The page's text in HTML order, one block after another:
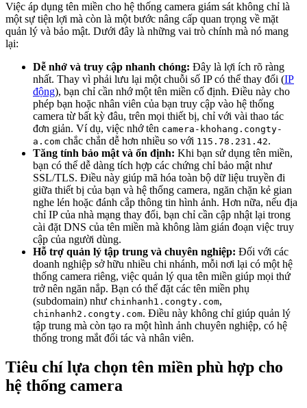
Việc áp dụng tên miền cho hệ thống camera giám sát không chỉ là
một sự tiện lợi mà còn là một bước nâng cấp quan trọng về mặt
quản lý và bảo mật. Dưới đây là những vai trò chính mà nó mang
lại:
Dễ nhớ và truy cập nhanh chóng: Đây là lợi ích rõ ràng
nhất. Thay vì phải lưu lại một chuỗi số IP có thể thay đổi (IP
động), bạn chỉ cần nhớ một tên miền cố định. Điều này cho
phép bạn hoặc nhân viên của bạn truy cập vào hệ thống
camera từ bất kỳ đâu, trên mọi thiết bị, chỉ với vài thao tác
đơn giản. Ví dụ, việc nhớ tên camera-khohang.congty-
a.com chắc chắn dễ hơn nhiều so với 115.78.231.42.
Tăng tính bảo mật và ổn định: Khi bạn sử dụng tên miền,
bạn có thể dễ dàng tích hợp các chứng chỉ bảo mật như
SSL/TLS. Điều này giúp mã hóa toàn bộ dữ liệu truyền đi
giữa thiết bị của bạn và hệ thống camera, ngăn chặn kẻ gian
nghe lén hoặc đánh cắp thông tin hình ảnh. Hơn nữa, nếu địa
chỉ IP của nhà mạng thay đổi, bạn chỉ cần cập nhật lại trong
cài đặt DNS của tên miền mà không làm gián đoạn việc truy
cập của người dùng.
Hỗ trợ quản lý tập trung và chuyên nghiệp: Đối với các
doanh nghiệp sở hữu nhiều chi nhánh, mỗi nơi lại có một hệ
thống camera riêng, việc quản lý qua tên miền giúp mọi thứ
trở nên ngăn nắp. Bạn có thể đặt các tên miền phụ
(subdomain) như chinhanh1.congty.com,
chinhanh2.congty.com. Điều này không chỉ giúp quản lý
tập trung mà còn tạo ra một hình ảnh chuyên nghiệp, có hệ
thống trong mắt đối tác và nhân viên.
Tiêu chí lựa chọn tên miền phù hợp cho
hệ thống camera